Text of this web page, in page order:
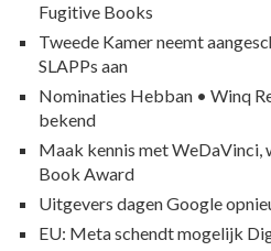
Fugitive Books
Tweede Kamer neemt
SLAPPs aan
Nominaties Hebban • Winq
bekend
Maak kennis met WeDaVinci,
Book Award
Uitgevers dagen Google
EU: Meta schendt mogelijk